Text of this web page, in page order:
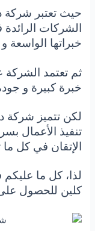
حيث تعتبر شركة
الشركات
خبراتها الواسعة
ثم تعتمد الشركة
خبرة كبيرة و
لكن تتميز شركة
تنفيذ الأعمال
الإتقان في كل ما
لذا، كل ما
كلين للحصول